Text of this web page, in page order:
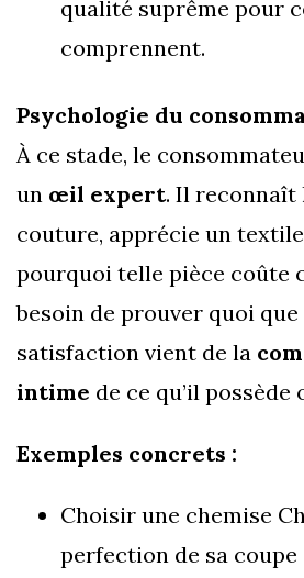
qualité suprême pour
comprennent.
Psychologie du
À ce stade, le
un œil expert. Il reconnaît
couture, apprécie un
pourquoi telle pièce coûte
besoin de prouver quoi que
satisfaction vient de la
intime de ce qu’il
Exemples concrets :
Choisir une chemise
perfection de sa coupe